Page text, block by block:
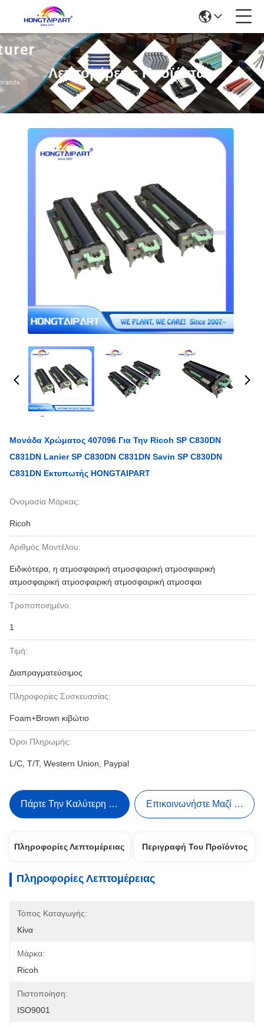
Λεπτομέρειες Προϊόντων
Μονάδα Χρώματος 407096 Για Την Ricoh SP C830DN
C831DN Lanier SP C830DN C831DN Savin SP C830DN
C831DN Εκτυπωτής HONGTAIPART
Ονομασία Μάρκας:
Ricoh
Αριθμός Μοντέλου:
Ειδικότερα, η ατμοσφαιρική ατμοσφαιρική ατμοσφαιρική
ατμοσφαιρική ατμοσφαιρική ατμοσφαιρική ατμοσφαι
Τροποποιημένο:
1
Τιμή:
Διαπραγματεύσιμος
Πληροφορίες Συσκευασίας:
Foam+Brown κιβώτιο
Όροι Πληρωμής:
L/C, T/T, Western Union, Paypal
Πάρτε Την Καλύτερη Τιμή Επικοινωνήστε Μαζί Μας
Πληροφορίες Λεπτομέρειας Περιγραφή Του Προϊόντος
Πληροφορίες Λεπτομέρειας
Τόπος Καταγωγής:
Κίνα
Μάρκα:
Ricoh
Πιστοποίηση:
ISO9001